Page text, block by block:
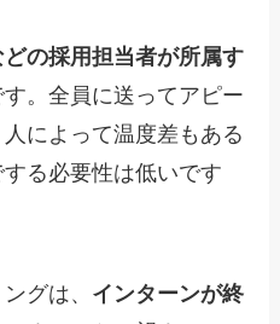
どの採用担当者が所属す
す。全員に送ってアピー
によって温度差もある
る必要性は低いです
グは、 インターンが終